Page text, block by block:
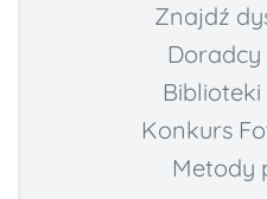
Znajdź
Doradcy
Konkurs
Metody